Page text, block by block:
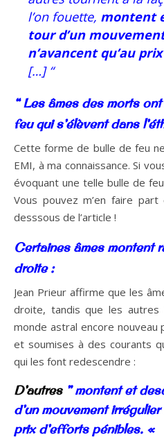
l’on fouette, montent
tour d’un
n’avancent qu’au
[…] “
“ Les âmes des morts
feu qui s’élèvent dans
Cette forme de bulle de feu
EMI, à ma connaissance. Si
évoquant une telle bulle de
Vous pouvez m’en faire
desssous de l’article !
Certaines âmes montent
droite :
Jean Prieur affirme que les
droite, tandis que les autres
monde astral encore
et soumises à des courants
qui les font redescendre :
D’autres ” montent et
d’un mouvement irrégulier
prix d’efforts pénibles. «